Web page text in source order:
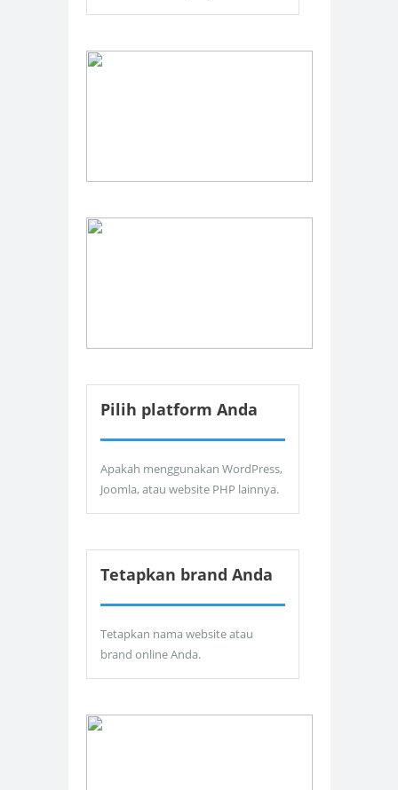
Pilih platform Anda
Apakah menggunakan WordPress,
Joomla, atau website PHP lainnya.
Tetapkan brand Anda
Tetapkan nama website atau
brand online Anda.